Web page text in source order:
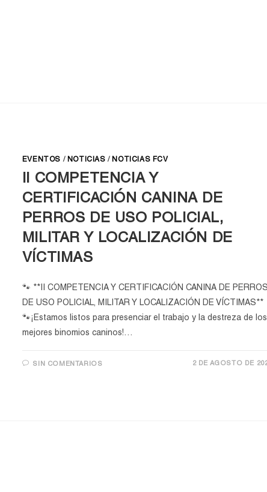
EVENTOS / NOTICIAS / NOTICIAS FCV
II COMPETENCIA Y
CERTIFICACIÓN CANINA DE
PERROS DE USO POLICIAL,
MILITAR Y LOCALIZACIÓN DE
VÍCTIMAS
🐾 **II COMPETENCIA Y CERTIFICACIÓN CANINA DE
DE USO POLICIAL, MILITAR Y LOCALIZACIÓN DE VÍCTIMAS**
🐾¡Estamos listos para presenciar el trabajo y la destreza de los
mejores binomios caninos!…
SIN COMENTARIOS 2 DE AGOSTO DE